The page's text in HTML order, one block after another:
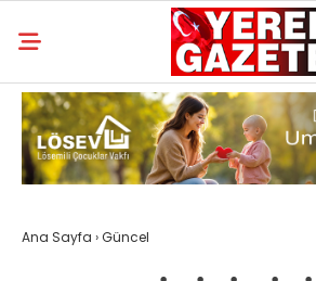
Ana Sayfa ›Güncel